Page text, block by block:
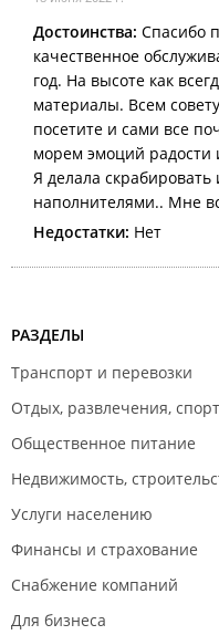
Достоинства: Спасибо
качественное
год. На высоте как
материалы. Всем
посетите и сами все
морем эмоций радости
Я делала
наполнителями.. Мне
Недостатки: Нет
РАЗДЕЛЫ
Транспорт и перевозки
Отдых, развлечения, спорт
Общественное питание
Недвижимость,
Услуги населению
Финансы и страхование
Снабжение компаний
Для бизнеса